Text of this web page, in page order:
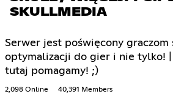
SKULLMEDIA
Serwer jest poświęcony graczom
optymalizacji do gier i nie tylko!
tutaj pomagamy! ;)
2,098 Online 40,391 Members